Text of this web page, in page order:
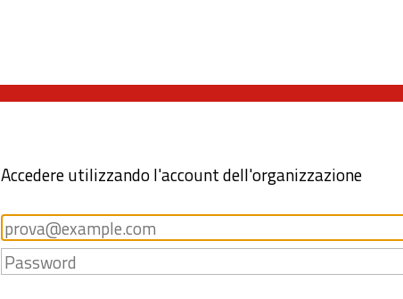
Accedere utilizzando l'account dell'organizzazione